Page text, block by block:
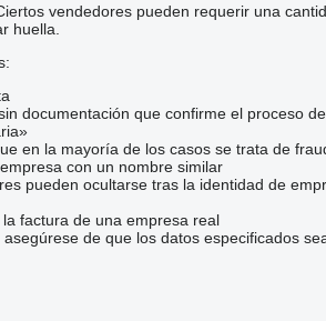
vendedores pueden requerir una
huella.
documentación que confirme el proceso
en la mayoría de los casos se trata de
con un nombre similar
pueden ocultarse tras la identidad de
factura de una empresa real
de que los datos especificados